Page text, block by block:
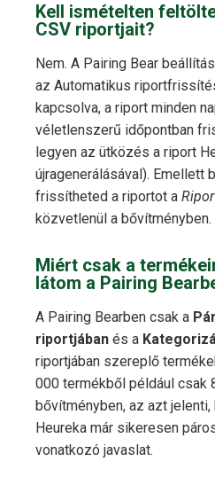
Kell ismételten
CSV riportjait?
Nem. A Pairing Bear
az Automatikus
kapcsolva, a riport minden
véletlenszerű időpontban
legyen az ütközés a riport
újragenerálásával). Emellett
frissítheted a riportot a
közvetlenül a bővítményben.
Miért csak a
látom a Pairing
A Pairing Bearben csak a
riportjában és a
riportjában szereplő
000 termékből például csak
bővítményben, az azt
Heureka már sikeresen
vonatkozó javaslat.